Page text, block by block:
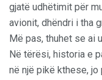
gjatë udhëtimit për
avionit, dhëndri i tha
Më pas, thuhet se ai
Në tërësi, historia e
në një pikë kthese, jo